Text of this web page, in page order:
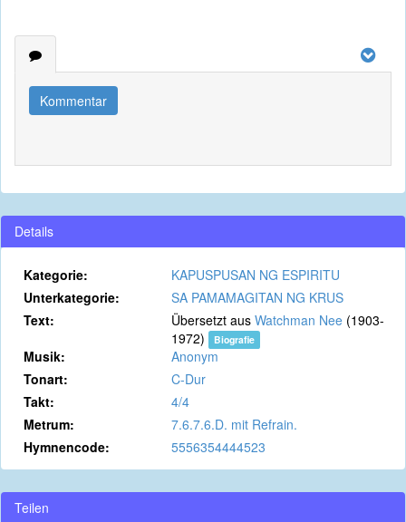
Kommentar
Details
Kategorie:
KAPUSPUSAN NG ESPIRITU
Unterkategorie:
SA PAMAMAGITAN NG KRUS
Text:
Übersetzt aus Watchman Nee (1903-
1972)
Biografie
Musik:
Anonym
Tonart:
C-Dur
Takt:
4/4
Metrum:
7.6.7.6.D. mit Refrain.
Hymnencode:
5556354444523
Teilen